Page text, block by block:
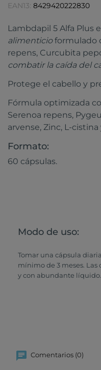
EAN13: 8429420222830
Lambdapil 5 Alfa Plus
alimenticioformulado
repens, Curcubita
combatir la caída del
Protege el cabello y
Fórmula optimizada
Serenoa repens,
arvense, Zinc, L-cistina
Formato:
60 cápsulas.
Modo de uso:
Tomar una cápsula
mínimo de 3 meses.
y con abundante líquido.
Comentarios (0)